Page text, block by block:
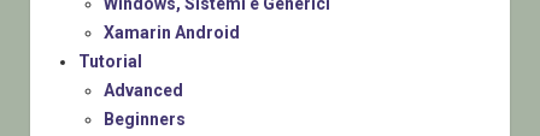
Xamarin Android
Tutorial
Advanced
Beginners